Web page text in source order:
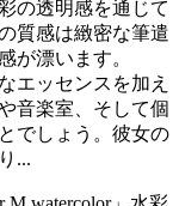
の透明感を通じて
質感は緻密な筆遣
が漂います。
エッセンスを加え
音楽室、そして個
でしょう。彼女の
...